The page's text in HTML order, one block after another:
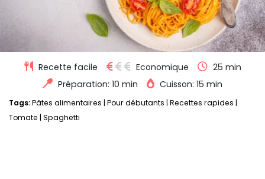
Recette facile Economique
25 min
Préparation: 10 min
Cuisson: 15 min
Tags:Pâtes alimentaires Pour débutants Recettes rapides
Tomate Spaghetti